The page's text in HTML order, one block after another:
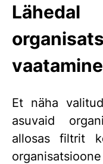
vaatamine
Et näha
asuvaid
allosas filtrit